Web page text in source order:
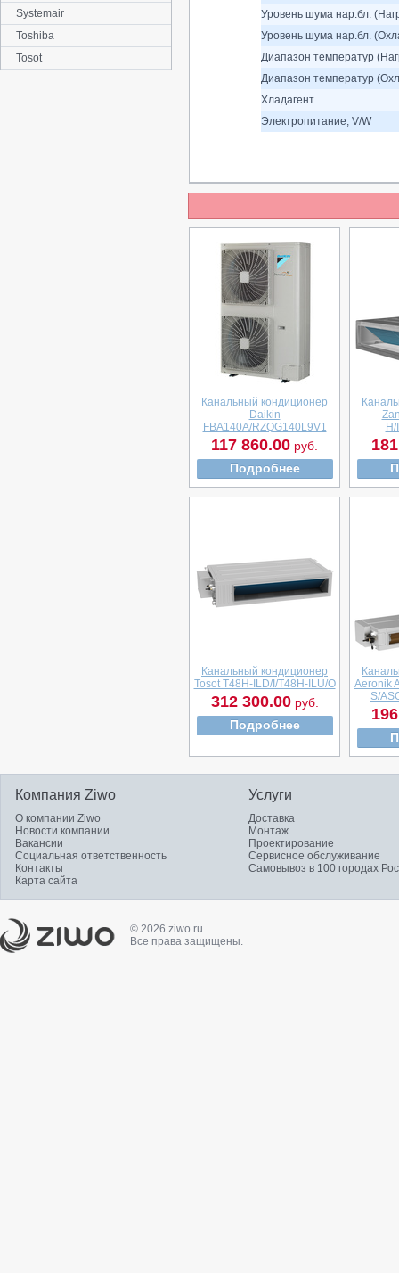
Уровень шума нар.бл.
Уровень шума нар.бл.
Диапазон температур
Диапазон температур
Хладагент
Электропитание, V/W
Канальный кондиционер
Daikin
FBA140A/RZQG140L9V1
117 860.00 руб.
Подробнее
Канальный кондиционер
Tosot T48H-ILD/I/T48H-ILU/O
312 300.00руб.
Подробнее
Aeronik
S/
Systemair
Toshiba
Tosot
Компания Ziwo
О компании Ziwo
Новости компании
Вакансии
Социальная ответственность
Контакты
Карта сайта
Услуги
Доставка
Монтаж
Проектирование
Сервисное обслуживание
Самовывоз в 100 городах
© 2026 ziwo.ru
Все права защищены.